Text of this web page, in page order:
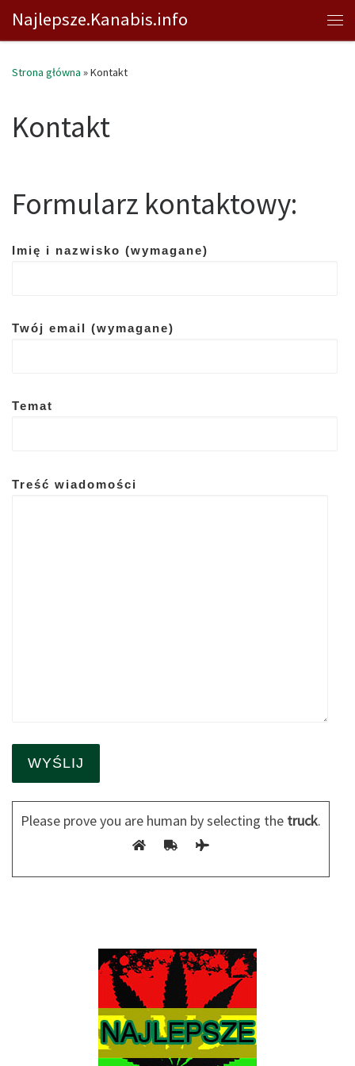
Przejdź do treści
Najlepsze.Kanabis.info
Strona główna »Kontakt
Kontakt
Formularz kontaktowy:
Imię i nazwisko (wymagane)
Twój email (wymagane)
Temat
Treść wiadomości
Please prove you are human by selecting the truck.